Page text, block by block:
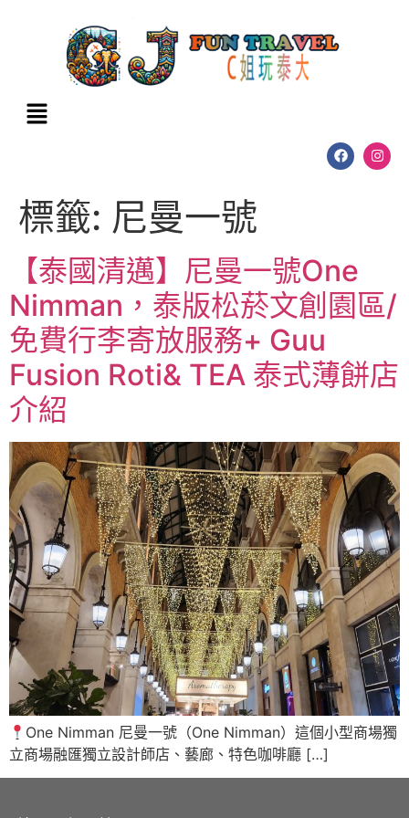
標籤: 尼曼一號
【泰國清邁】尼曼一號One
Nimman，泰版松菸文創園區/
免費行李寄放服務+ Guu
Fusion Roti& TEA 泰式薄餅店
介紹
One Nimman 尼曼一號（One Nimman）這個小型商場獨
立商場融匯獨立設計師店、藝廊、特色咖啡廳 […]